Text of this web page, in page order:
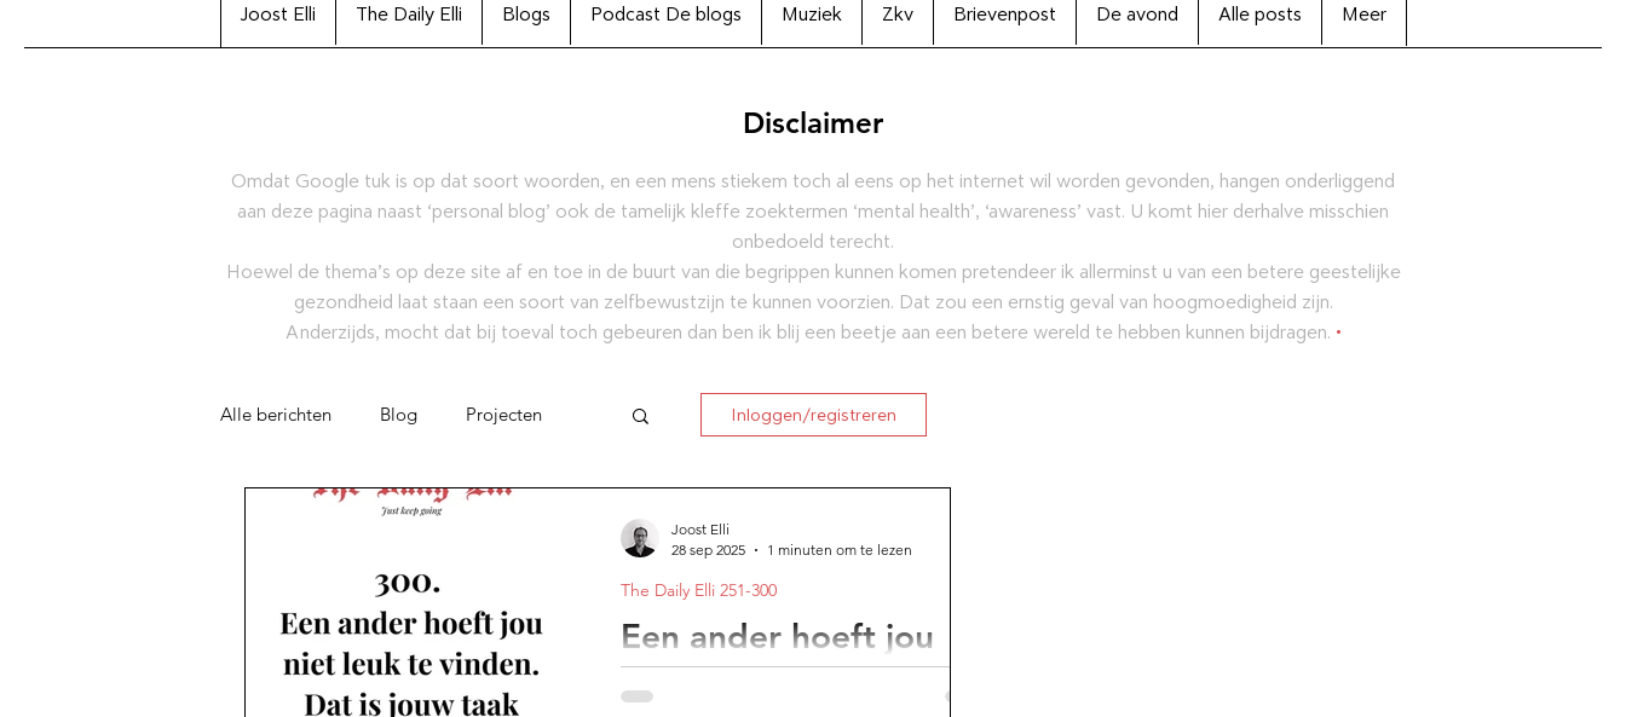
Joost Elli The Daily Elli Blogs Podcast De blogs Muziek Zkv Brievenpost De avond Alle posts Meer
Disclaimer
Omdat Google tuk is op dat soort woorden, en een mens stiekem toch al eens op het internet wil worden gevonden, hangen onderliggend
aan deze pagina naast ‘personal blog’ ook de tamelijk kleffe zoektermen ‘mental health’, ‘awareness’ vast. U komt hier derhalve misschien
onbedoeld terecht.
Hoewel de thema’s op deze site af en toe in de buurt van die begrippen kunnen komen pretendeer ik allerminst u van een betere geestelijke
gezondheid laat staan een soort van zelfbewustzijn te kunnen voorzien. Dat zou een ernstig geval van hoogmoedigheid zijn.
Anderzijds, mocht dat bij toeval toch gebeuren dan ben ik blij een beetje aan een betere wereld te hebben kunnen bijdragen. •
Alle berichten Blog Projecten
Joost Elli Archiefcollectie
Brievenpost Podcast
Boeken die u niet vroeg
Inloggen/registreren
Een ander hoeft jou
niet leuk te vinden. Dat
The Daily Elli 251-300
Joost Elli
28 sep 2025
1 minuten om te lezen